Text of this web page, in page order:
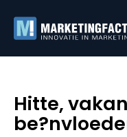
Hitte,